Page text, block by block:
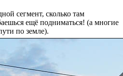
сегмент, сколько там
ещё подниматься! (а многие
по земле).